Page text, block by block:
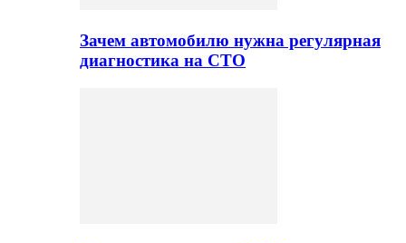
Зачем автомобилю нужна регулярная
диагностика на СТО